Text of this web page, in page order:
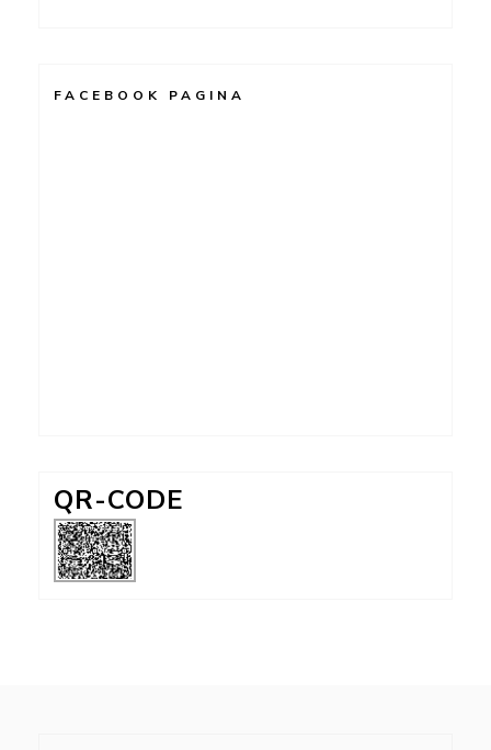
FACEBOOK PAGINA
QR-CODE